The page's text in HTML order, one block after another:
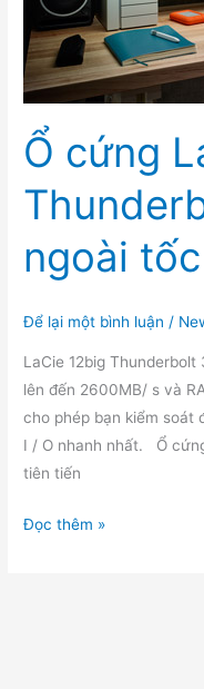
Ổ cứng
ngoài
Để lại một bình luận /
LaCie 12big
lên đến 2600MB/ s và
cho phép bạn kiểm
I / O nhanh nhất. Ổ
tiên tiến
Ổ
Đọc thêm »